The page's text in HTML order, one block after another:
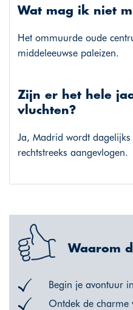
Wat mag ik niet
Het ommuurde oude
middeleeuwse paleizen.
Zijn er het hele
vluchten?
Ja, Madrid wordt
rechtstreeks aangevlogen.
Waarom
Begin je avontuur
Ontdek de charme